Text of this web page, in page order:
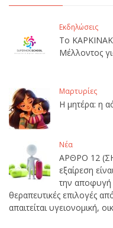
Εκδηλώσεις
Το
Μέλλοντος
Μαρτυρίες
Η μητέρα: η
Νέα
ΑΡΘΡΟ 12
εξαίρεση
την αποφυγή
θεραπευτικές επιλογές
απαιτείται υγειονομική,